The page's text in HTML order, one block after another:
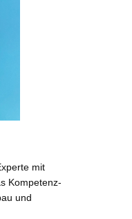
mit
Kompetenz-
und